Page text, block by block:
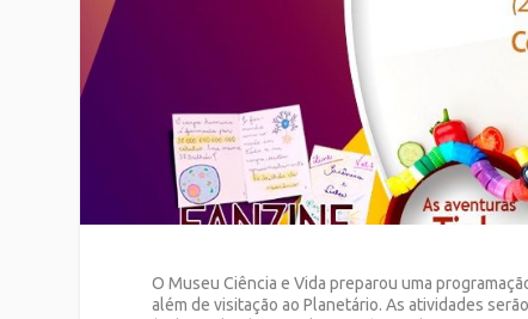
O Museu Ciência e Vida preparou uma
além de visitação ao Planetário. As atividades